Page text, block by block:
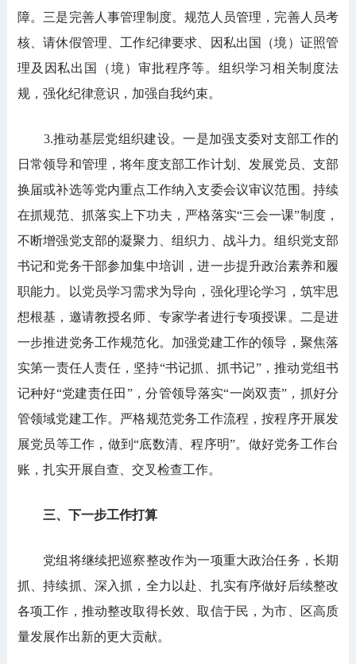
障。三是完善人事管理制度。规范人员管理，完善人员考
核、请休假管理、工作纪律要求、因私出国（境）证照管
理及因私出国（境）审批程序等。组织学习相关制度法
规，强化纪律意识，加强自我约束。
3.推动基层党组织建设。一是加强支委对支部工作的
日常领导和管理，将年度支部工作计划、发展党员、支部
换届或补选等党内重点工作纳入支委会议审议范围。持续
在抓规范、抓落实上下功夫，严格落实“三会一课”制度，
不断增强党支部的凝聚力、组织力、战斗力。组织党支部
书记和党务干部参加集中培训，进一步提升政治素养和履
职能力。以党员学习需求为导向，强化理论学习，筑牢思
想根基，邀请教授名师、专家学者进行专项授课。二是进
一步推进党务工作规范化。加强党建工作的领导，聚焦落
实第一责任人责任，坚持“书记抓、抓书记”，推动党组书
记种好“党建责任田”，分管领导落实“一岗双责”，抓好分
管领域党建工作。严格规范党务工作流程，按程序开展发
展党员等工作，做到“底数清、程序明”。做好党务工作台
账，扎实开展自查、交叉检查工作。
三、下一步工作打算
党组将继续把巡察整改作为一项重大政治任务，长期
抓、持续抓、深入抓，全力以赴、扎实有序做好后续整改
各项工作，推动整改取得长效、取信于民，为市、区高质
量发展作出新的更大贡献。